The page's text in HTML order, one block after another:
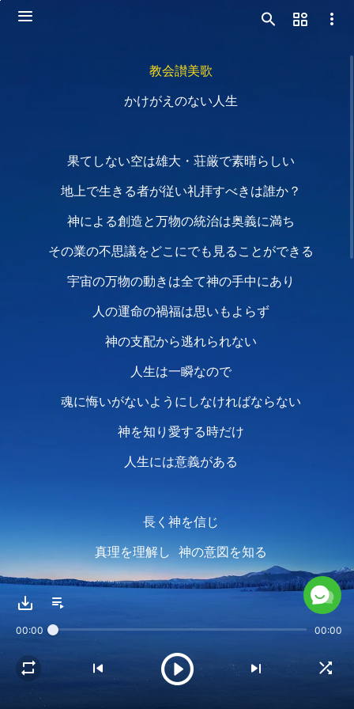
教会讃美歌
かけがえのない人生
果てしない空は雄大・荘厳で素晴らしい
地上で生きる者が従い礼拝すべきは誰か？
神による創造と万物の統治は奥義に満ち
その業の不思議をどこにでも見ることができる
宇宙の万物の動きは全て神の手中にあり
人の運命の禍福は思いもよらず
神の支配から逃れられない
人生は一瞬なので
魂に悔いがないようにしなければならない
神を知り愛する時だけ
人生には意義がある
長く神を信じ
真理を理解し 神の意図を知る
御言葉で生きる時だけ魂に平安が来る
霊とまことで礼拝することは
00:00 00:00